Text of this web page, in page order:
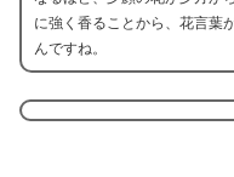
に強く香ることから、花言葉
んですね。